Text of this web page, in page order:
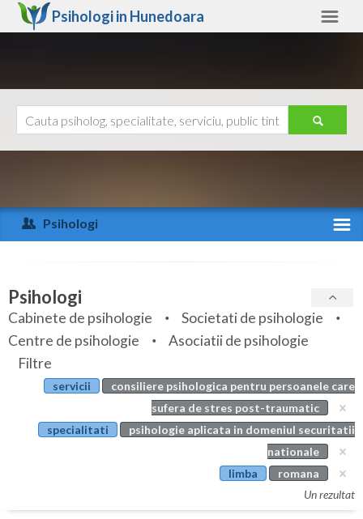
Psihologi in Hunedoara
Arad
Arges
Bihor
Bistrita-Nasaud
Botosani
Brasov
Ajutor
Psihologi
Specialitati
Servicii
Articole
Evenimente
Cabinet
Psihologi
Cabinete de psihologie
Societati de psihologie
Centre de psihologie
Asociatii de psihologie
Filtre
servicii
consiliere psihologica pentru persoanele care
sufera de stres post-traumatic
specialitati
psihologie aplicata in domeniul securitatii
nationale
limba
romana
Un rezultat